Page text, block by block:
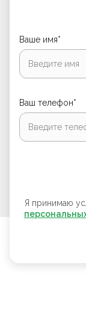
Ваше имя*
Ваш телефон*
Я принимаю